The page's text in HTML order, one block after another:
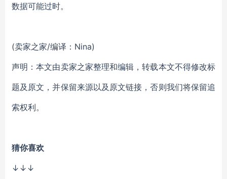
数据可能过时。
(卖家之家/编译：Nina)
声明：本文由卖家之家整理和编辑，转载本文不得修改标
题及原文，并保留来源以及原文链接，否则我们将保留追
索权利。
猜你喜欢
↓↓↓